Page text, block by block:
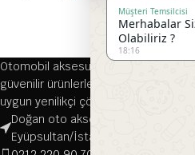
Otomobil aksesuarları alanında
güvenilir ürünlerle hizmet veren
uygun yenilikçi çözümler
Doğan oto aksesuar, Çırçır,
Eyüpsultan/İstanbul
Müşteri Temsilcisi
Merhabalar
Olabiliriz ?
18:16